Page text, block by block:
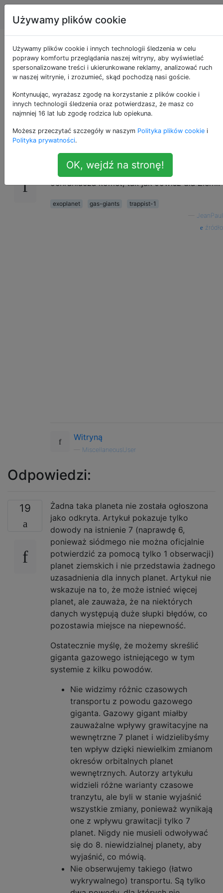
Astronomia
Czy istnieje gazowy
gigant krążący wokół
TRAPPIST-1?
18 Chciałbym wiedzieć, czy oprócztych planet
gazową taką jak Jowisz i czy na tych
planetach mogłoby istnieć życie bez
ochraniacza komet, tak jak Jowisz dla Ziemi.
exoplanet gas-giants
trappist-1
JeanPaul
źródło
Witryną
MiscellaneousUser
Odpowiedzi:
19
Żadna taka planeta nie została ogłoszona
jako odkryta. Artykuł pokazuje tylko
dowody na istnienie 7 (naprawdę 6,
ponieważ siódmego nie można oficjalnie
potwierdzić za pomocą tylko 1 obserwacji)
planet ziemskich i nie przedstawia żadnego
uzasadnienia dla innych planet. Artykuł nie
wskazuje na to, że może istnieć więcej
planet, ale zauważa, że ​​na niektórych
danych występują duże słupki błędów, co
pozostawia miejsce na niepewność.
Ostatecznie myślę, że możemy skreślić
giganta gazowego istniejącego w tym
systemie z kilku powodów.
Nie widzimy różnic czasowych
transportu z powodu gazowego
giganta. Gazowy gigant miałby
zauważalne wpływy grawitacyjne na
wewnętrzne 7 planet i widzielibyśmy
ten wpływ dzięki niewielkim zmianom
okresów orbitalnych planet
wewnętrznych. Autorzy artykułu
widzieli różne warianty czasowe
tranzytu, ale byli w stanie wyjaśnić
wszystkie zmiany, ponieważ wynikają
one z wpływu grawitacji tylko 7
planet. Nigdy nie musieli odwoływać
się do 8. niewidzialnej planety, aby
wyjaśnić, co mówią.
Nie obserwujemy takiego (łatwo
wykrywalnego) transportu. Są tylko
Używamy plików cookie
Używamy plików cookie i innych technologii śledzenia w celu
poprawy komfortu przeglądania naszej witryny, aby wyświetlać
spersonalizowane treści i ukierunkowane reklamy, analizować ruch
w naszej witrynie, i zrozumieć, skąd pochodzą nasi goście.
Kontynuując, wyrażasz zgodę na korzystanie z plików cookie i
innych technologii śledzenia oraz potwierdzasz, że masz co
najmniej 16 lat lub zgodę rodzica lub opiekuna.
Możesz przeczytać szczegóły w naszym Polityka plików cookie i
Polityka prywatności.
OK, wejdź na stronę!